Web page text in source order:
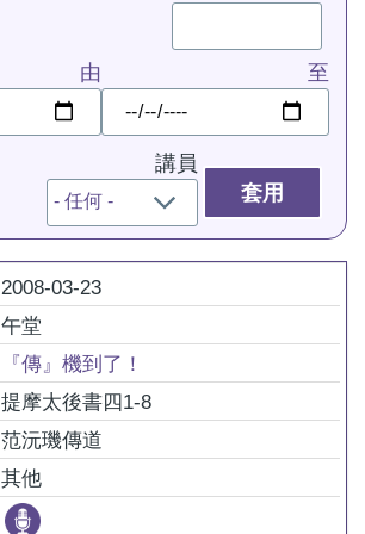
由
至
期
講員
2008-03-23
午堂
『傳』機到了！
提摩太後書四1-8
范沅璣傳道
其他